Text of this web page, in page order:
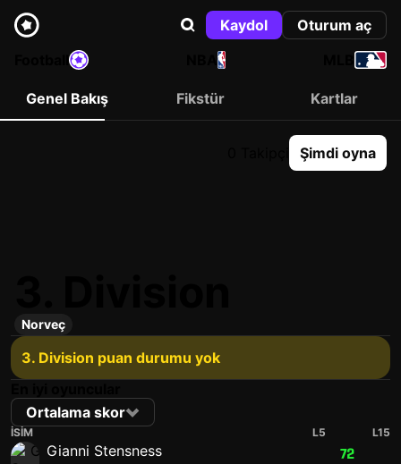
Kaydol
Oturum aç
NBA
Genel Bakış Fikstür Kartlar
Şimdi oyna
Norveç
3. Division puan durumu yok
Ortalama skor
İSIM L5 L15
Gianni Stensness 72